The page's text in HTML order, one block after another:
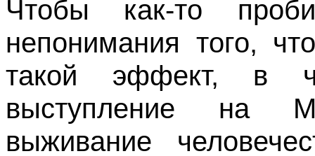
Чтобы как-то
непонимания того,
такой эффект, в
выступление на
выживание